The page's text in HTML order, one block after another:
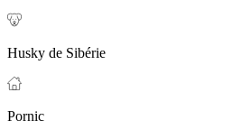
Husky de Sibérie
Pornic